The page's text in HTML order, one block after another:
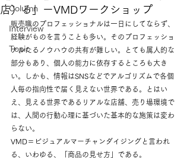
Column
Interview
Topic
店）る」ーVMDワークショップ
販売職のプロフェッショナルは一日にしてならず、
経験がものを言うことも多い。そのプロフェッショ
ナルたるノウハウの共有が難しい。とても属人的な
部分もあり、個人の能力に依存するところも大き
い。しかも、情報はSNSなどでアルゴリズムで各個
人毎の指向性で届く見えない世界である。とはい
え、見える世界であるリアルな店舗、売り場環境で
は、人間の行動心理に基づいた基本的な施策は変わ
らない。
VMD＝ビジュアルマーチャンダイジングと言われ
る、いわゆる、「商品の見せ方」である。